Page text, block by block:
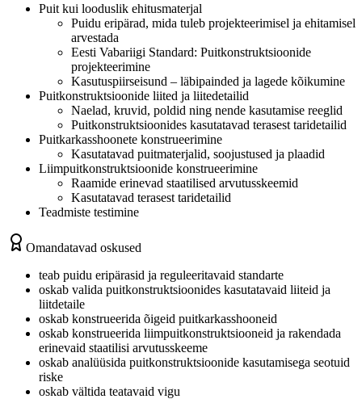
Puit kui looduslik ehitusmaterjal
Puidu eripärad, mida tuleb projekteerimisel ja ehitamisel
arvestada
Eesti Vabariigi Standard: Puitkonstruktsioonide
projekteerimine
Kasutuspiirseisund – läbipainded ja lagede kõikumine
Puitkonstruktsioonide liited ja liitedetailid
Naelad, kruvid, poldid ning nende kasutamise reeglid
Puitkonstruktsioonides kasutatavad terasest taridetailid
Puitkarkasshoonete konstrueerimine
Kasutatavad puitmaterjalid, soojustused ja plaadid
Liimpuitkonstruktsioonide konstrueerimine
Raamide erinevad staatilised arvutusskeemid
Kasutatavad terasest taridetailid
Teadmiste testimine
Omandatavad oskused
teab puidu eripärasid ja reguleeritavaid standarte
oskab valida puitkonstruktsioonides kasutatavaid liiteid ja
liitdetaile
oskab konstrueerida õigeid puitkarkasshooneid
oskab konstrueerida liimpuitkonstruktsiooneid ja rakendada
erinevaid staatilisi arvutusskeeme
oskab analüüsida puitkonstruktsioonide kasutamisega seotuid
riske
oskab vältida teatavaid vigu